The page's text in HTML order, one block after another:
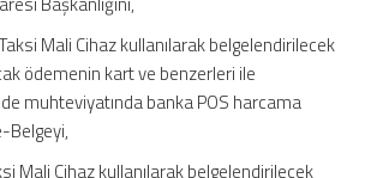
Mali Cihaz kullanılarak belgelendirilecek
ödemenin kart ve benzerleri ile
muhteviyatında banka POS harcama
Belgeyi,
Mali Cihaz kullanılarak belgelendirilecek